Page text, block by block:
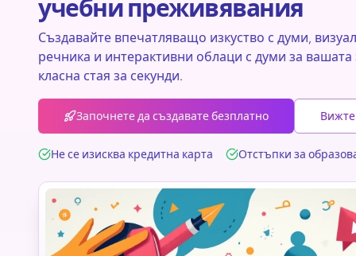
учебни преживявания
Създавайте впечатляващо изкуство с думи,
речника и интерактивни облаци с думи за вашата
класна стая за секунди.
Започнете да създавате безплатно
Не се изисква кредитна карта Отстъпки за